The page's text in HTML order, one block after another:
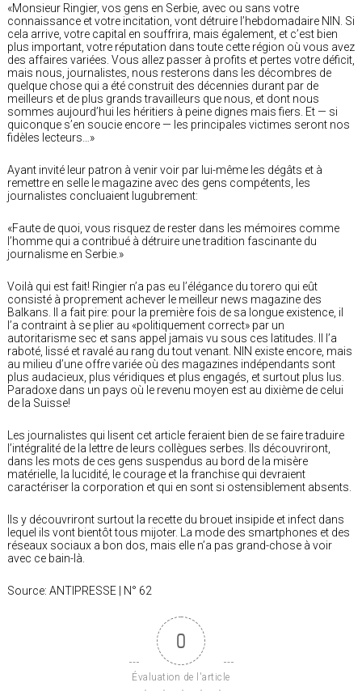
«Monsieur Ringier, vos gens en Serbie, avec ou sans votre
connaissance et votre incitation, vont détruire l’hebdomadaire NIN. Si
cela arrive, votre capital en souffrira, mais également, et c’est bien
plus important, votre réputation dans toute cette région où vous avez
des affaires variées. Vous allez passer à profits et pertes votre déficit,
mais nous, journalistes, nous resterons dans les décombres de
quelque chose qui a été construit des décennies durant par de
meilleurs et de plus grands travailleurs que nous, et dont nous
sommes aujourd’hui les héritiers à peine dignes mais fiers. Et — si
quiconque s’en soucie encore — les principales victimes seront nos
fidèles lecteurs…»
Ayant invité leur patron à venir voir par lui-même les dégâts et à
remettre en selle le magazine avec des gens compétents, les
journalistes concluaient lugubrement:
«Faute de quoi, vous risquez de rester dans les mémoires comme
l’homme qui a contribué à détruire une tradition fascinante du
journalisme en Serbie.»
Voilà qui est fait! Ringier n’a pas eu l’élégance du torero qui eût
consisté à proprement achever le meilleur news magazine des
Balkans. Il a fait pire: pour la première fois de sa longue existence, il
l’a contraint à se plier au «politiquement correct» par un
autoritarisme sec et sans appel jamais vu sous ces latitudes. Il l’a
raboté, lissé et ravalé au rang du tout venant. NIN existe encore, mais
au milieu d’une offre variée où des magazines indépendants sont
plus audacieux, plus véridiques et plus engagés, et surtout plus lus.
Paradoxe dans un pays où le revenu moyen est au dixième de celui
de la Suisse!
Les journalistes qui lisent cet article feraient bien de se faire traduire
l’intégralité de la lettre de leurs collègues serbes. Ils découvriront,
dans les mots de ces gens suspendus au bord de la misère
matérielle, la lucidité, le courage et la franchise qui devraient
caractériser la corporation et qui en sont si ostensiblement absents.
Ils y découvriront surtout la recette du brouet insipide et infect dans
lequel ils vont bientôt tous mijoter. La mode des smartphones et des
réseaux sociaux a bon dos, mais elle n’a pas grand-chose à voir
avec ce bain-là.
Source: ANTIPRESSE | N° 62
0
Évaluation de l'article